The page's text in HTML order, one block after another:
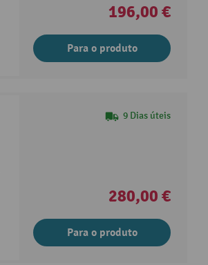
196,00 €
Para o produto
9 Dias úteis
280,00 €
Para o produto